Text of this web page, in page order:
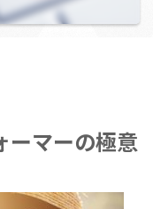
ーマーの極意